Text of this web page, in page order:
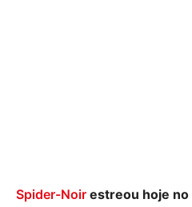
Spider-Noir estreou hoje no